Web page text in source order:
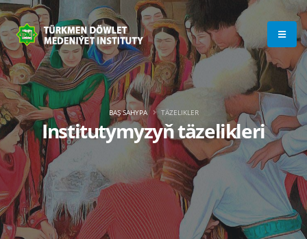
Institutymyzyň täzelikleri
BAŞ SAHYPA TÄZELIKLER